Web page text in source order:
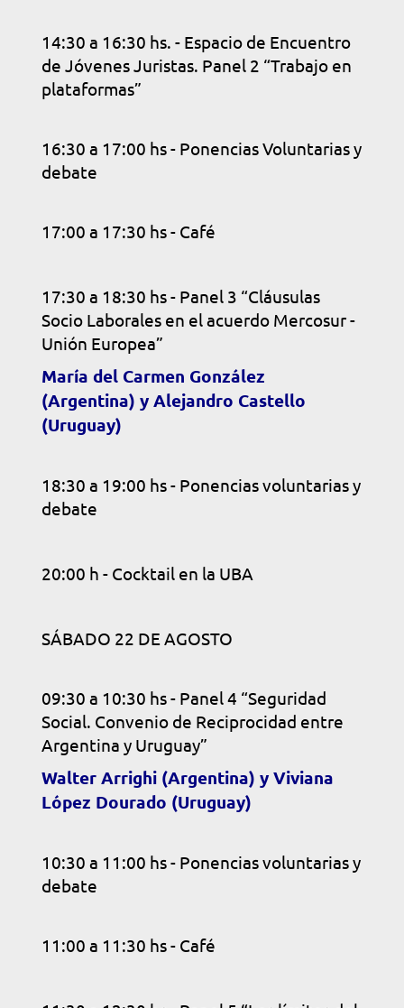
14:30 a 16:30 hs. - Espacio de Encuentro
de Jóvenes Juristas. Panel 2 “Trabajo en
plataformas”
16:30 a 17:00 hs - Ponencias Voluntarias y
debate
17:00 a 17:30 hs - Café
17:30 a 18:30 hs - Panel 3 “Cláusulas
Socio Laborales en el acuerdo Mercosur -
Unión Europea”
María del Carmen González
(Argentina) y Alejandro Castello
(Uruguay)
18:30 a 19:00 hs - Ponencias voluntarias y
debate
20:00 h - Cocktail en la UBA
SÁBADO 22 DE AGOSTO
09:30 a 10:30 hs - Panel 4 “Seguridad
Social. Convenio de Reciprocidad entre
Argentina y Uruguay”
Walter Arrighi (Argentina) y Viviana
López Dourado (Uruguay)
10:30 a 11:00 hs - Ponencias voluntarias y
debate
11:00 a 11:30 hs - Café